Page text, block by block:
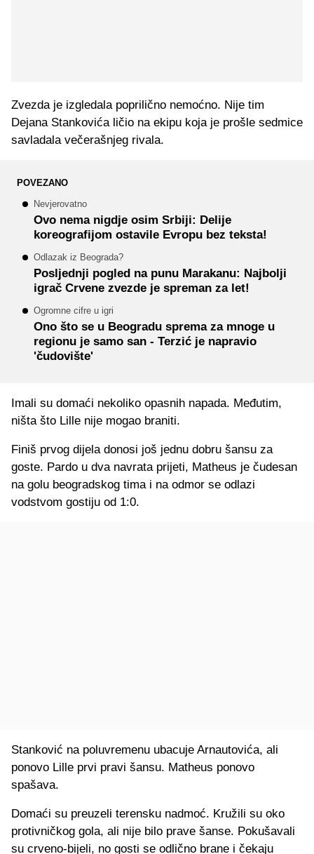
Zvezda je izgledala poprilično nemoćno. Nije tim
Dejana Stankovića ličio na ekipu koja je prošle sedmice
savladala večerašnjeg rivala.
POVEZANO
Nevjerovatno
Ovo nema nigdje osim Srbiji: Delije
koreografijom ostavile Evropu bez teksta!
Odlazak iz Beograda?
Posljednji pogled na punu Marakanu: Najbolji
igrač Crvene zvezde je spreman za let!
Ogromne cifre u igri
Ono što se u Beogradu sprema za mnoge u
regionu je samo san - Terzić je napravio
'čudovište'
Imali su domaći nekoliko opasnih napada. Međutim,
ništa što Lille nije mogao braniti.
Finiš prvog dijela donosi još jednu dobru šansu za
goste. Pardo u dva navrata prijeti, Matheus je čudesan
na golu beogradskog tima i na odmor se odlazi
vodstvom gostiju od 1:0.
Stanković na poluvremenu ubacuje Arnautovića, ali
ponovo Lille prvi pravi šansu. Matheus ponovo
spašava.
Domaći su preuzeli terensku nadmoć. Kružili su oko
protivničkog gola, ali nije bilo prave šanse. Pokušavali
su crveno-bijeli, no gosti se odlično brane i čekaju